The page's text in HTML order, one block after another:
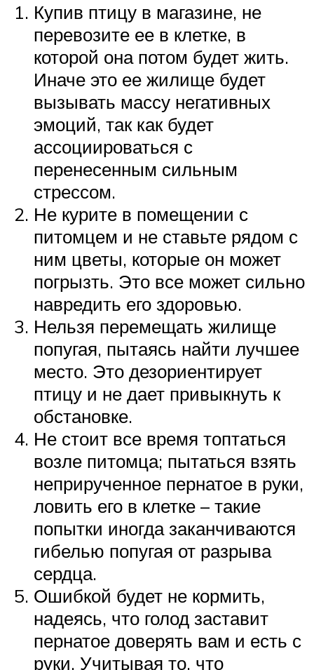
Купив птицу в магазине, не
перевозите ее в клетке, в
которой она потом будет жить.
Иначе это ее жилище будет
вызывать массу негативных
эмоций, так как будет
ассоциироваться с
перенесенным сильным
стрессом.
Не курите в помещении с
питомцем и не ставьте рядом с
ним цветы, которые он может
погрызть. Это все может сильно
навредить его здоровью.
Нельзя перемещать жилище
попугая, пытаясь найти лучшее
место. Это дезориентирует
птицу и не дает привыкнуть к
обстановке.
Не стоит все время топтаться
возле питомца; пытаться взять
неприрученное пернатое в руки,
ловить его в клетке – такие
попытки иногда заканчиваются
гибелью попугая от разрыва
сердца.
Ошибкой будет не кормить,
надеясь, что голод заставит
пернатое доверять вам и есть с
руки. Учитывая то, что